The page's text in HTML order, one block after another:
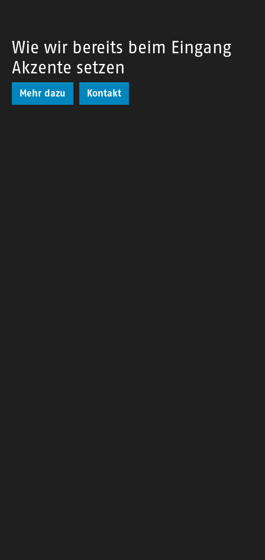
Wie wir bereits beim Eingang
Akzente setzen
Mehr dazu Kontakt